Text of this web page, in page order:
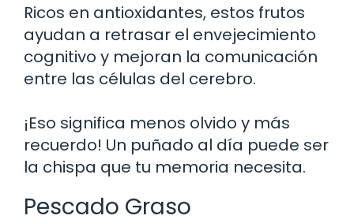
Ricos en antioxidantes, estos frutos
ayudan a retrasar el envejecimiento
cognitivo y mejoran la comunicación
entre las células del cerebro.
¡Eso significa menos olvido y más
recuerdo! Un puñado al día puede ser
la chispa que tu memoria necesita.
Pescado Graso